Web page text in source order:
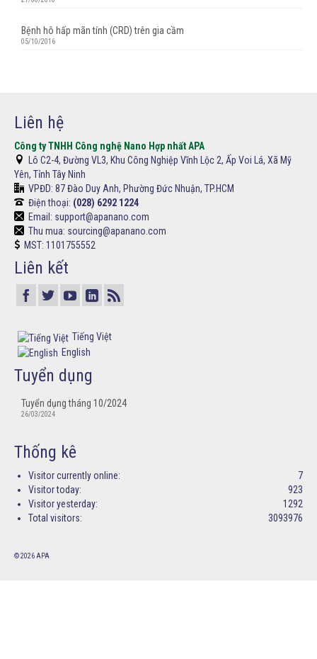
Bệnh hô hấp mãn tính (CRD) trên gia cầm
05/10/2016
Liên hệ
Công ty TNHH Công nghệ Nano Hợp nhất APA
Lô C2-4, Đường VL3, Khu Công Nghiệp Vĩnh Lộc 2, Ấp Voi Lá, Xã Mỹ
Yên, Tỉnh Tây Ninh
VPĐD: 87 Đào Duy Anh, Phường Đức Nhuận, TP.HCM
Điện thoại: (028) 6292 1224
Email: support@apanano.com
Thu mua: sourcing@apanano.com
MST: 1101755552
Liên kết
Tiếng Việt
English
Tuyển dụng
Tuyển dụng tháng 10/2024
26/03/2024
Thống kê
7
Visitor currently online:
923
Visitor today:
1292
Visitor yesterday:
3093976
Total visitors:
© 2026 APA